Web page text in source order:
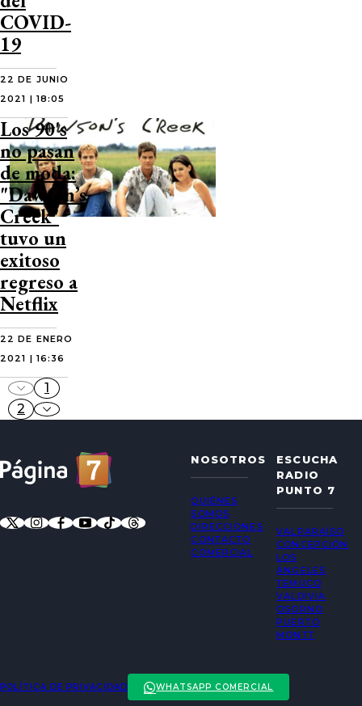
COVID-
19
22 DE JUNIO
2021 | 18:05
Los 90's
no pasan
de moda:
"Dawson’s
Creek"
tuvo un
exitoso
regreso a
Netflix
22 DE ENERO
2021 | 16:36
1
2
NOSOTROS
QUIÉNES
SOMOS
DIRECCIONES
CONTACTO
COMERCIAL
ESCUCHA
RADIO
PUNTO 7
VALPARAÍSO
CONCEPCIÓN
LOS
ÁNGELES
TEMUCO
VALDIVIA
OSORNO
PUERTO
MONTT
POLÍTICA DE PRIVACIDAD WHATSAPP COMERCIAL